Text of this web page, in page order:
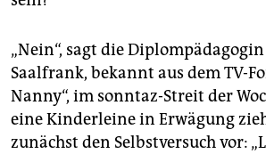
„Nein“, sagt die
Saalfrank, bekannt aus dem TV-
Nanny“, im sonntaz-Streit der
eine Kinderleine in Erwägung
zunächst den Selbstversuch vor: